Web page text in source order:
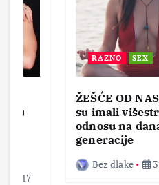
u
2017
RAZNO SEX
ŽEŠĆE OD
su imali
odnosu na
generacije
Bez dlake